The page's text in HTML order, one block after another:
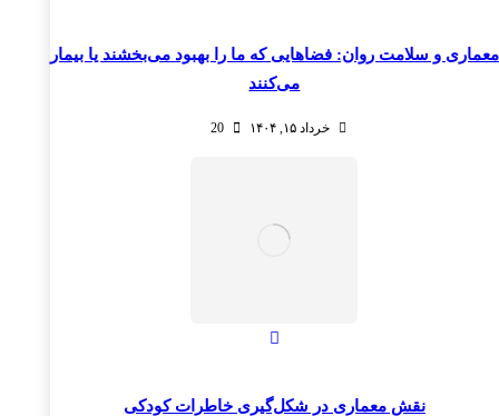
معماری و سلامت روان: فضاهایی که ما را بهبود می‌بخشند یا بیمار
می‌کنند
خرداد ۱۵, ۱۴۰۴ 20
نقش معماری در شکل‌گیری خاطرات کودکی